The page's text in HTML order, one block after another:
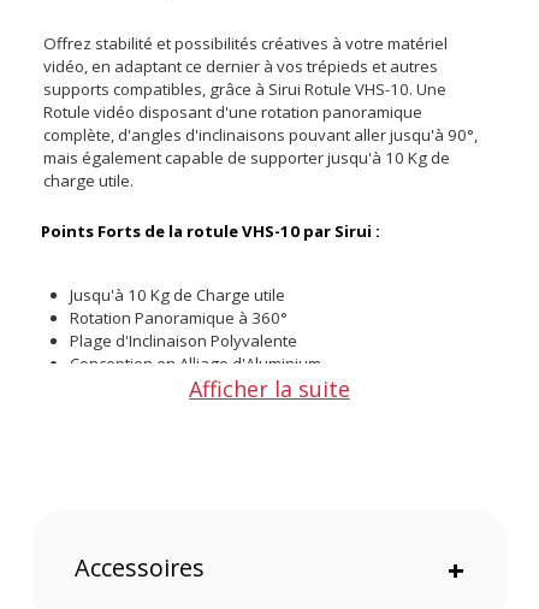
Offrez stabilité et possibilités créatives à votre matériel
vidéo, en adaptant ce dernier à vos trépieds et autres
supports compatibles, grâce à Sirui Rotule VHS-10. Une
Rotule vidéo disposant d'une rotation panoramique
complète, d'angles d'inclinaisons pouvant aller jusqu'à 90°,
mais également capable de supporter jusqu'à 10 Kg de
charge utile.
Points Forts de la rotule VHS-10 par Sirui :
Jusqu'à 10 Kg de Charge utile
Rotation Panoramique à 360°
Plage d'Inclinaison Polyvalente
Conception en Alliage d'Aluminium
Légère et Robuste
conséquent.
Afficher la suite
Accessoires +